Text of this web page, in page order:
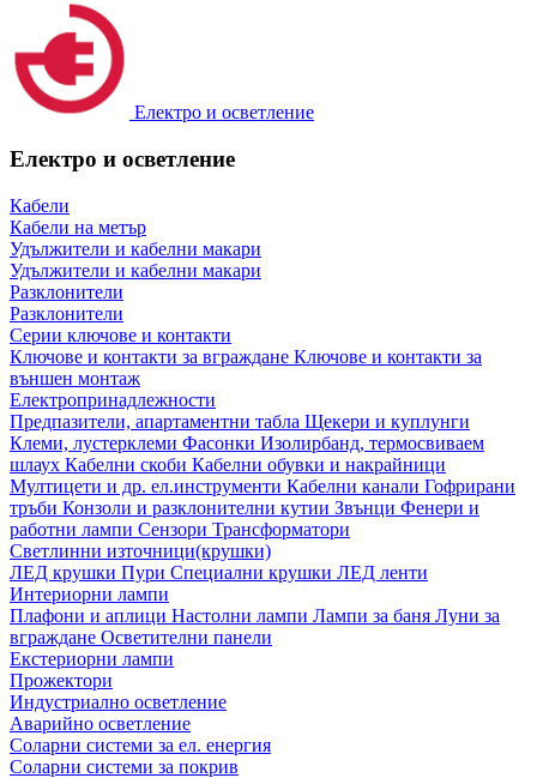
Електро и осветление
Електро и осветление
Кабели
Кабели на метър
Удължители и кабелни макари
Удължители и кабелни макари
Разклонители
Разклонители
Серии ключове и контакти
Ключове и контакти за вграждане Ключове и контакти за
външен монтаж
Електропринадлежности
Предпазители, апартаментни табла Щекери и куплунги
Клеми, лустерклеми Фасонки Изолирбанд, термосвиваем
шлаух Кабелни скоби Кабелни обувки и накрайници
Мултицети и др. ел.инструменти Кабелни канали Гофрирани
тръби Конзоли и разклонителни кутии Звънци Фенери и
работни лампи Сензори Трансформатори
Светлинни източници(крушки)
ЛЕД крушки Пури Специални крушки ЛЕД ленти
Интериорни лампи
Плафони и аплици Настолни лампи Лампи за баня Луни за
вграждане Осветителни панели
Екстериорни лампи
Прожектори
Индустриално осветление
Аварийно осветление
Соларни системи за ел. енергия
Соларни системи за покрив